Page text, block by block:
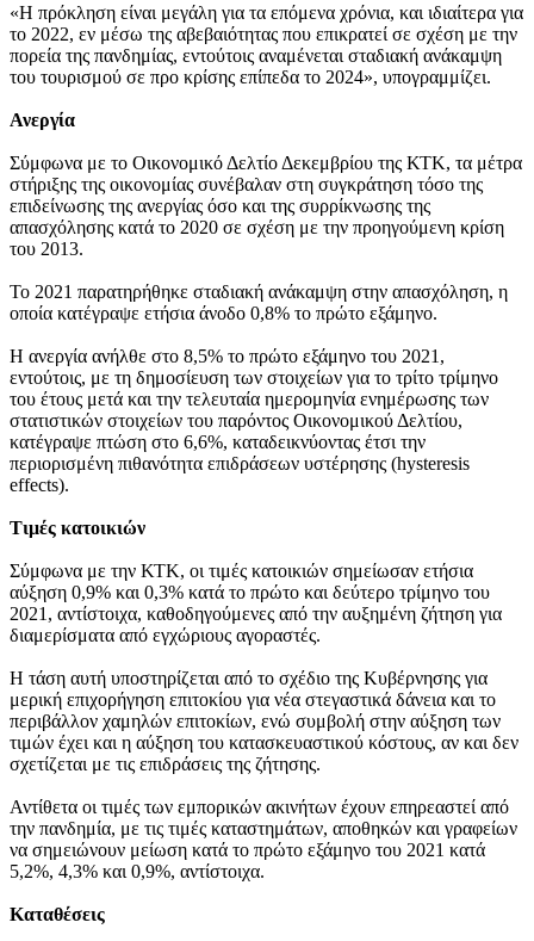
«Η πρόκληση είναι μεγάλη για τα επόμενα χρόνια, και ιδιαίτερα για
το 2022, εν μέσω της αβεβαιότητας που επικρατεί σε σχέση με την
πορεία της πανδημίας, εντούτοις αναμένεται σταδιακή ανάκαμψη
του τουρισμού σε προ κρίσης επίπεδα το 2024», υπογραμμίζει.
Ανεργία
Σύμφωνα με το Οικονομικό Δελτίο Δεκεμβρίου της ΚΤΚ, τα μέτρα
στήριξης της οικονομίας συνέβαλαν στη συγκράτηση τόσο της
επιδείνωσης της ανεργίας όσο και της συρρίκνωσης της
απασχόλησης κατά το 2020 σε σχέση με την προηγούμενη κρίση
του 2013.
Το 2021 παρατηρήθηκε σταδιακή ανάκαμψη στην απασχόληση, η
οποία κατέγραψε ετήσια άνοδο 0,8% το πρώτο εξάμηνο.
Η ανεργία ανήλθε στο 8,5% το πρώτο εξάμηνο του 2021,
εντούτοις, με τη δημοσίευση των στοιχείων για το τρίτο τρίμηνο
του έτους μετά και την τελευταία ημερομηνία ενημέρωσης των
στατιστικών στοιχείων του παρόντος Οικονομικού Δελτίου,
κατέγραψε πτώση στο 6,6%, καταδεικνύοντας έτσι την
περιορισμένη πιθανότητα επιδράσεων υστέρησης (hysteresis
effects).
Τιμές κατοικιών
Σύμφωνα με την ΚΤΚ, οι τιμές κατοικιών σημείωσαν ετήσια
αύξηση 0,9% και 0,3% κατά το πρώτο και δεύτερο τρίμηνο του
2021, αντίστοιχα, καθοδηγούμενες από την αυξημένη ζήτηση για
διαμερίσματα από εγχώριους αγοραστές.
Η τάση αυτή υποστηρίζεται από το σχέδιο της Κυβέρνησης για
μερική επιχορήγηση επιτοκίου για νέα στεγαστικά δάνεια και το
περιβάλλον χαμηλών επιτοκίων, ενώ συμβολή στην αύξηση των
τιμών έχει και η αύξηση του κατασκευαστικού κόστους, αν και δεν
σχετίζεται με τις επιδράσεις της ζήτησης.
Αντίθετα οι τιμές των εμπορικών ακινήτων έχουν επηρεαστεί από
την πανδημία, με τις τιμές καταστημάτων, αποθηκών και γραφείων
να σημειώνουν μείωση κατά το πρώτο εξάμηνο του 2021 κατά
5,2%, 4,3% και 0,9%, αντίστοιχα.
Καταθέσεις